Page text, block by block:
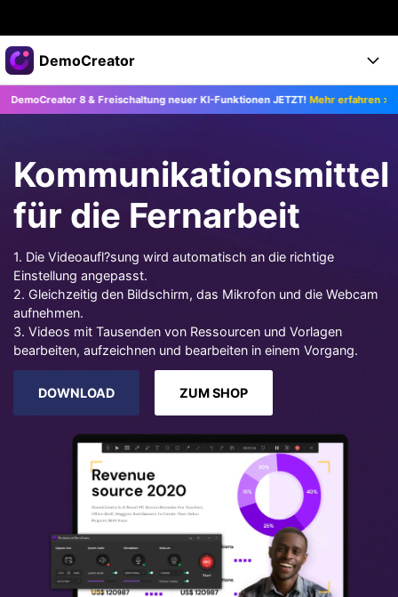
Top-Produkte
KI-gestützte digitale Kreativität
Dienstprogramme
Business
Lösungen
Presseraum
Support
DemoCreator
Produkte
Funktionen
Alle Funktionen >
KI-Funktionen
KI Tipps
Alle KI Funktionen >
DemoCreator für
Blog
Mehr Lösungen finden >
Los geht's
Support
Business
Upgrade auf DemoCreator 8
8 & Freischaltung neuer KI-Funktionen JETZT!Mehr erfahren >>
Kommunikationsmittel
für die Fernarbeit
1. Die Videoaufl?sung wird automatisch an die richtige
Einstellung angepasst.
2. Gleichzeitig den Bildschirm, das Mikrofon und die Webcam
aufnehmen.
3. Videos mit Tausenden von Ressourcen und Vorlagen
bearbeiten, aufzeichnen und bearbeiten in einem Vorgang.
DOWNLOAD ZUM SHOP